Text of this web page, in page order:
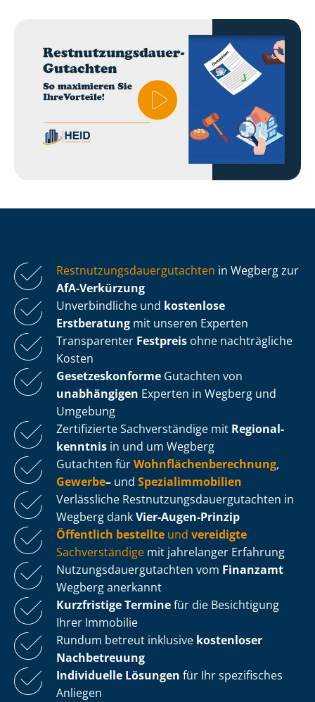
Rest­nut­zungs­dau­er­gut­ach­ten in Wegberg zur
AfA-Verkürzung
Unverbindliche und kostenlose
Erstberatung mit unseren Experten
Transparenter Festpreis ohne nachträgliche
Kosten
Ge­set­zes­kon­for­me Gutachten von
unabhängigen Experten in Wegberg und
Umgebung
Zertifizierte Sachverständige mit Re­gio­nal­
kennt­nis in und um Wegberg
Gutachten fürWohn­flä­chen­be­rech­nung,
Gewerbe– und Spe­zi­al­im­mo­bi­li­en
Verlässliche Rest­nut­zungs­dau­er­gut­ach­ten in
Wegberg dankVier-Augen-Prinzip
Öffentlich bestellte und vereidigte
Sachverständige mit jahrelanger Erfahrung
Nut­zungs­dau­er­gut­ach­ten vom Finanzamt
Wegberg anerkannt
Kurzfristige Terminefür die Besichtigung
Ihrer Immobilie
Rundum betreut inklusive kostenloser
Nachbetreuung
Individuelle Lösungen für Ihr spezifisches
Anliegen